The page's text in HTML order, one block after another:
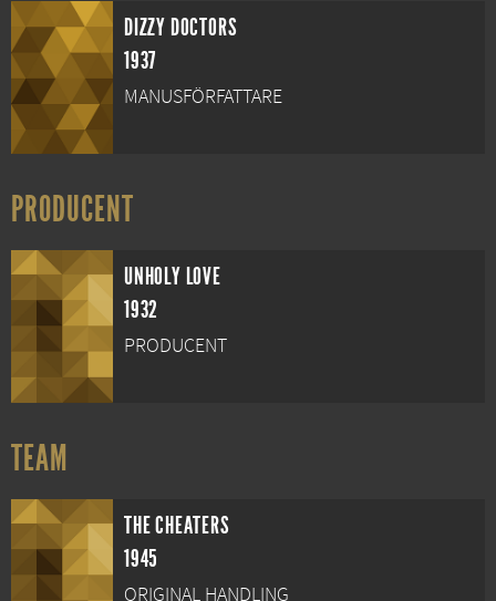
DIZZY DOCTORS
1937
MANUSFÖRFATTARE
PRODUCENT
UNHOLY LOVE
1932
PRODUCENT
TEAM
THE CHEATERS
1945
ORIGINAL HANDLING